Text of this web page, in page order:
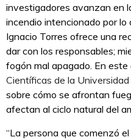
investigadores avanzan en
incendio intencionado por lo
Ignacio Torres ofrece una
dar con los responsables;
fogón mal apagado. En este
Científicas de la
sobre cómo se afrontan
afectan al ciclo natural del
“La persona que comenzó